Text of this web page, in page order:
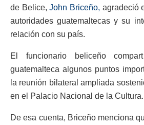
de Belice,John Briceño, agradeció
autoridades guatemaltecas y su
relación con su país.
El funcionario beliceño
guatemalteca algunos puntos
la reunión bilateral ampliada
en el Palacio Nacional de la Cultura.
De esa cuenta, Briceño menciona